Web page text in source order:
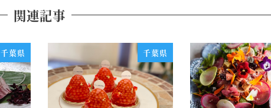
関連記事
千葉県 千葉県